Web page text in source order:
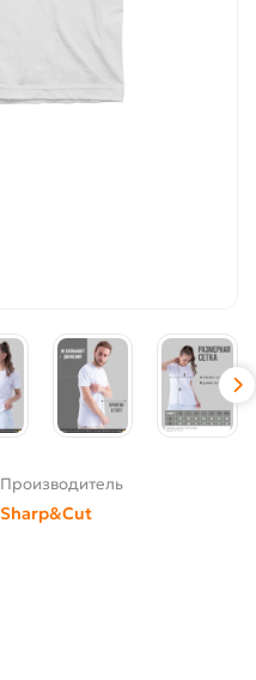
Производитель
Sharp&Cut